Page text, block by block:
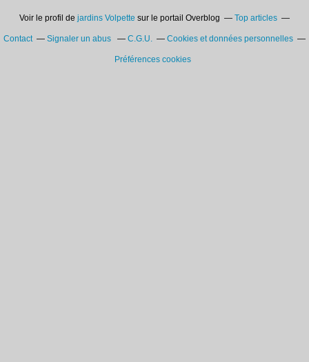
Voir le profil de jardins Volpette sur le portail Overblog Top articles
Contact Signaler un abus C.G.U. Cookies et données personnelles
Préférences cookies